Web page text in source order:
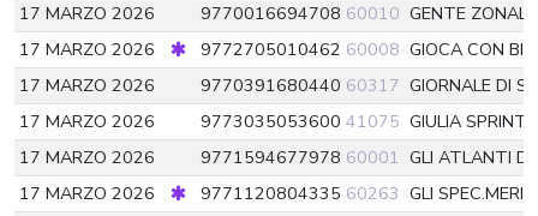
17 MARZO 2026
9770016694708 60010 GENTE
17 MARZO 2026
9772705010462 60008 GIOCA CON
17 MARZO 2026
9770391680440 60317 GIORNALE DI
17 MARZO 2026
9773035053600 41075 GIULIA SPRINT
17 MARZO 2026
9771594677978 60001 GLI ATLANTI
17 MARZO 2026
9771120804335 60263 GLI